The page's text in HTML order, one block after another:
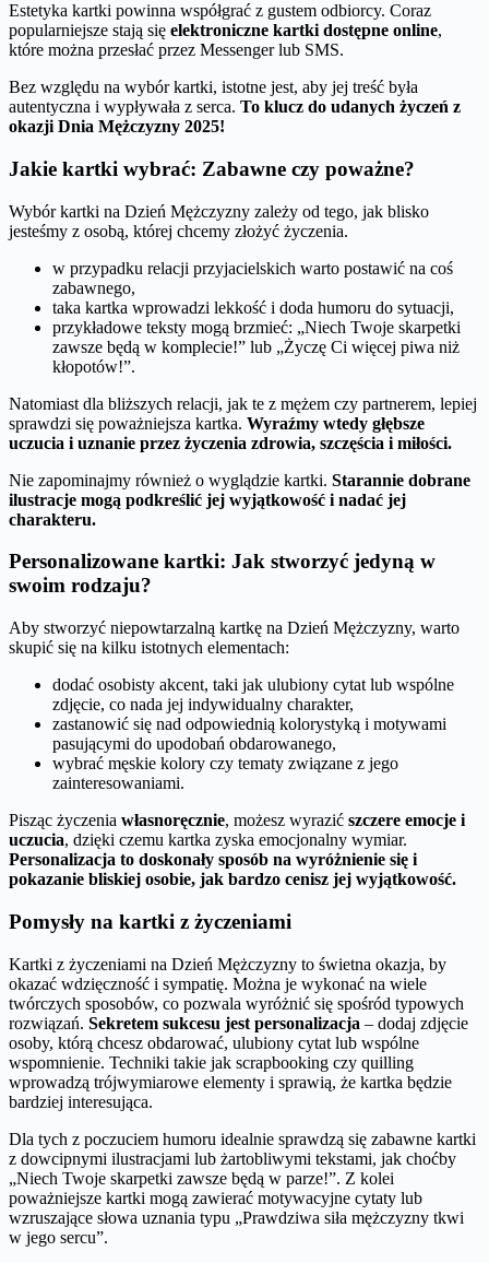
Estetyka kartki powinna współgrać z gustem odbiorcy. Coraz
popularniejsze stają się elektroniczne kartki dostępne online,
które można przesłać przez Messenger lub SMS.
Bez względu na wybór kartki, istotne jest, aby jej treść była
autentyczna i wypływała z serca. To klucz do udanych życzeń z
okazji Dnia Mężczyzny 2025!
Jakie kartki wybrać: Zabawne czy poważne?
Wybór kartki na Dzień Mężczyzny zależy od tego, jak blisko
jesteśmy z osobą, której chcemy złożyć życzenia.
w przypadku relacji przyjacielskich warto postawić na coś
zabawnego,
taka kartka wprowadzi lekkość i doda humoru do sytuacji,
przykładowe teksty mogą brzmieć: „Niech Twoje skarpetki
zawsze będą w komplecie!” lub „Życzę Ci więcej piwa niż
kłopotów!”.
Natomiast dla bliższych relacji, jak te z mężem czy partnerem, lepiej
sprawdzi się poważniejsza kartka. Wyraźmy wtedy głębsze
uczucia i uznanie przez życzenia zdrowia, szczęścia i miłości.
Nie zapominajmy również o wyglądzie kartki. Starannie dobrane
ilustracje mogą podkreślić jej wyjątkowość i nadać jej
charakteru.
Personalizowane kartki: Jak stworzyć jedyną w
swoim rodzaju?
Aby stworzyć niepowtarzalną kartkę na Dzień Mężczyzny, warto
skupić się na kilku istotnych elementach:
dodać osobisty akcent, taki jak ulubiony cytat lub wspólne
zdjęcie, co nada jej indywidualny charakter,
zastanowić się nad odpowiednią kolorystyką i motywami
pasującymi do upodobań obdarowanego,
wybrać męskie kolory czy tematy związane z jego
zainteresowaniami.
Pisząc życzenia własnoręcznie, możesz wyrazić szczere emocje i
uczucia, dzięki czemu kartka zyska emocjonalny wymiar.
Personalizacja to doskonały sposób na wyróżnienie się i
pokazanie bliskiej osobie, jak bardzo cenisz jej wyjątkowość.
Pomysły na kartki z życzeniami
Kartki z życzeniami na Dzień Mężczyzny to świetna okazja, by
okazać wdzięczność i sympatię. Można je wykonać na wiele
twórczych sposobów, co pozwala wyróżnić się spośród typowych
rozwiązań. Sekretem sukcesu jest personalizacja – dodaj zdjęcie
osoby, którą chcesz obdarować, ulubiony cytat lub wspólne
wspomnienie. Techniki takie jak scrapbooking czy quilling
wprowadzą trójwymiarowe elementy i sprawią, że kartka będzie
bardziej interesująca.
Dla tych z poczuciem humoru idealnie sprawdzą się zabawne kartki
z dowcipnymi ilustracjami lub żartobliwymi tekstami, jak choćby
„Niech Twoje skarpetki zawsze będą w parze!”. Z kolei
poważniejsze kartki mogą zawierać motywacyjne cytaty lub
wzruszające słowa uznania typu „Prawdziwa siła mężczyzny tkwi
w jego sercu”.